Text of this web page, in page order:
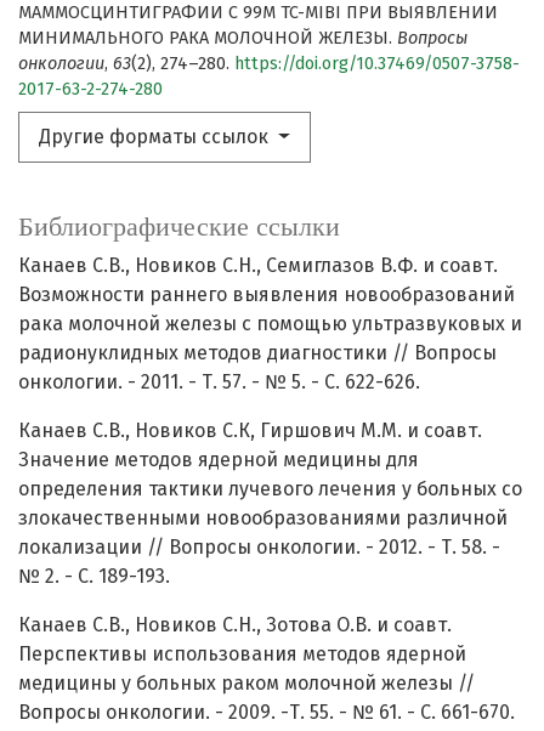
МАММОСЦИНТИГРАФИИ С 99М TC-MIBI ПРИ ВЫЯВЛЕНИИ
МИНИМАЛЬНОГО РАКА МОЛОЧНОЙ ЖЕЛЕЗЫ. Вопросы
онкологии, 63(2), 274–280. https://doi.org/10.37469/0507-3758-
2017-63-2-274-280
Другие форматы ссылок
Библиографические ссылки
Канаев С.В., Новиков С.Н., Семиглазов В.Ф. и соавт.
Возможности раннего выявления новообразований
рака молочной железы с помощью ультразвуковых и
радионуклидных методов диагностики // Вопросы
онкологии. - 2011. - Т. 57. - № 5. - С. 622-626.
Канаев С.В., Новиков С.К, Гиршович М.М. и соавт.
Значение методов ядерной медицины для
определения тактики лучевого лечения у больных со
злокачественными новообразованиями различной
локализации // Вопросы онкологии. - 2012. - Т. 58. -
№ 2. - С. 189-193.
Канаев С.В., Новиков С.Н., Зотова О.В. и соавт.
Перспективы использования методов ядерной
медицины у больных раком молочной железы //
Вопросы онкологии. - 2009. -Т. 55. - № 61. - С. 661-670.